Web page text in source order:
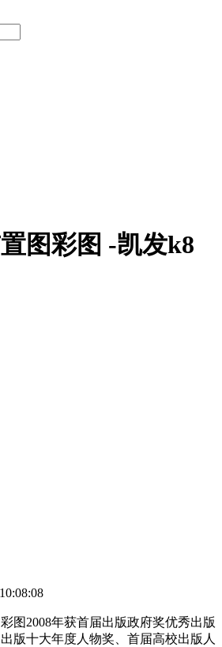
图彩图 -凯发k8
图2008年获首届出版政府奖优秀出版
版十大年度人物奖、首届高校出版人